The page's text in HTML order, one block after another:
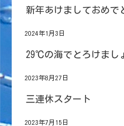
新年あけましておめで
2024年1月3日
29℃の海でとろけまし
2023年8月27日
三連休スタート
2023年7月15日